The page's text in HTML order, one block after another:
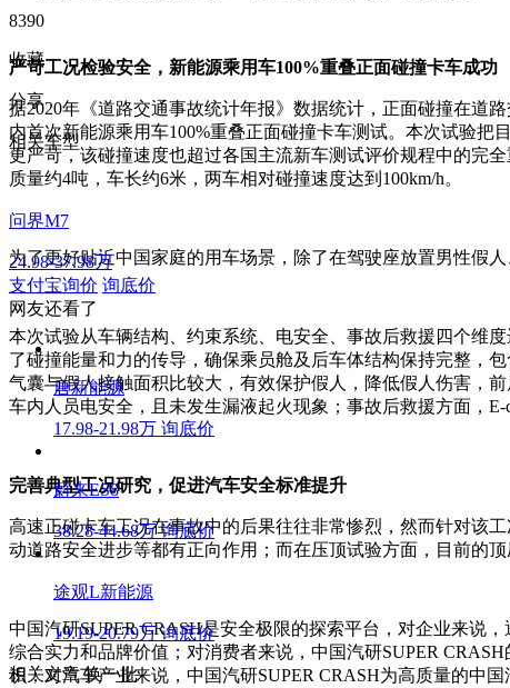
严苛工况检验安全，新能源乘用车100%重叠正面碰撞卡车成功
据2020年《道路交通事故统计年报》数据统计，正面碰撞在道
内首次新能源乘用车100%重叠正面碰撞卡车测试。本次试验把
更严苛，该碰撞速度也超过各国主流新车测试评价规程中的完
质量约4吨，车长约6米，两车相对碰撞速度达到100km/h。
为了更好贴近中国家庭的用车场景，除了在驾驶座放置男性假
本次试验从车辆结构、约束系统、电安全、事故后救援四个维
了碰撞能量和力的传导，确保乘员舱及后车体结构保持完整，
气囊与假人接触面积比较大，有效保护假人，降低假人伤害，
车内人员电安全，且未发生漏液起火现象；事故后救援方面，
完善典型工况研究，促进汽车安全标准提升
高速正碰卡车工况在事故中的后果往往非常惨烈，然而针对该
动道路安全进步等都有正向作用；而在压顶试验方面，目前的
中国汽研SUPER CRASH是安全极限的探索平台，对企业来说
综合实力和品牌价值；对消费者来说，中国汽研SUPER
识；对汽车产业来说，中国汽研SUPER CRASH为高质量的中
8390
收藏
分享
相关车型
问界M7
24.98-37.98万
支付宝询价 询底价
网友还看了
唐新能源
17.98-21.98万 询底价
蔚来ES8
38.28-44.68万 询底价
途观L新能源
19.19-20.79万 询底价
相关文章换一批